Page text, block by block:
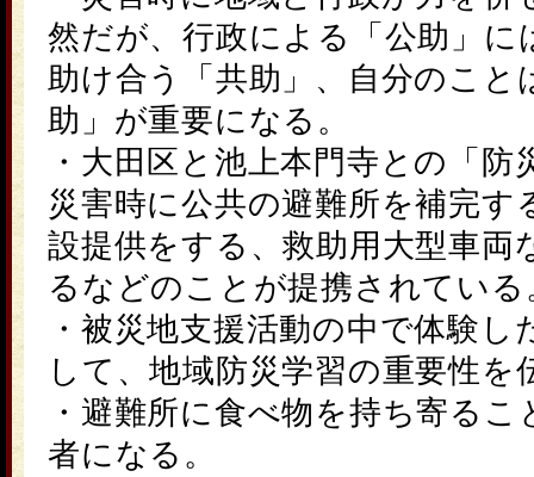
然だが、行政による「公助」に
助け合う「共助」、自分のこと
助」が重要になる。
・大田区と池上本門寺との「
災害時に公共の避難所を補完す
設提供をする、救助用大型車両
るなどのことが提携されている
・被災地支援活動の中で体験
して、地域防災学習の重要性を
・避難所に食べ物を持ち寄る
者になる。